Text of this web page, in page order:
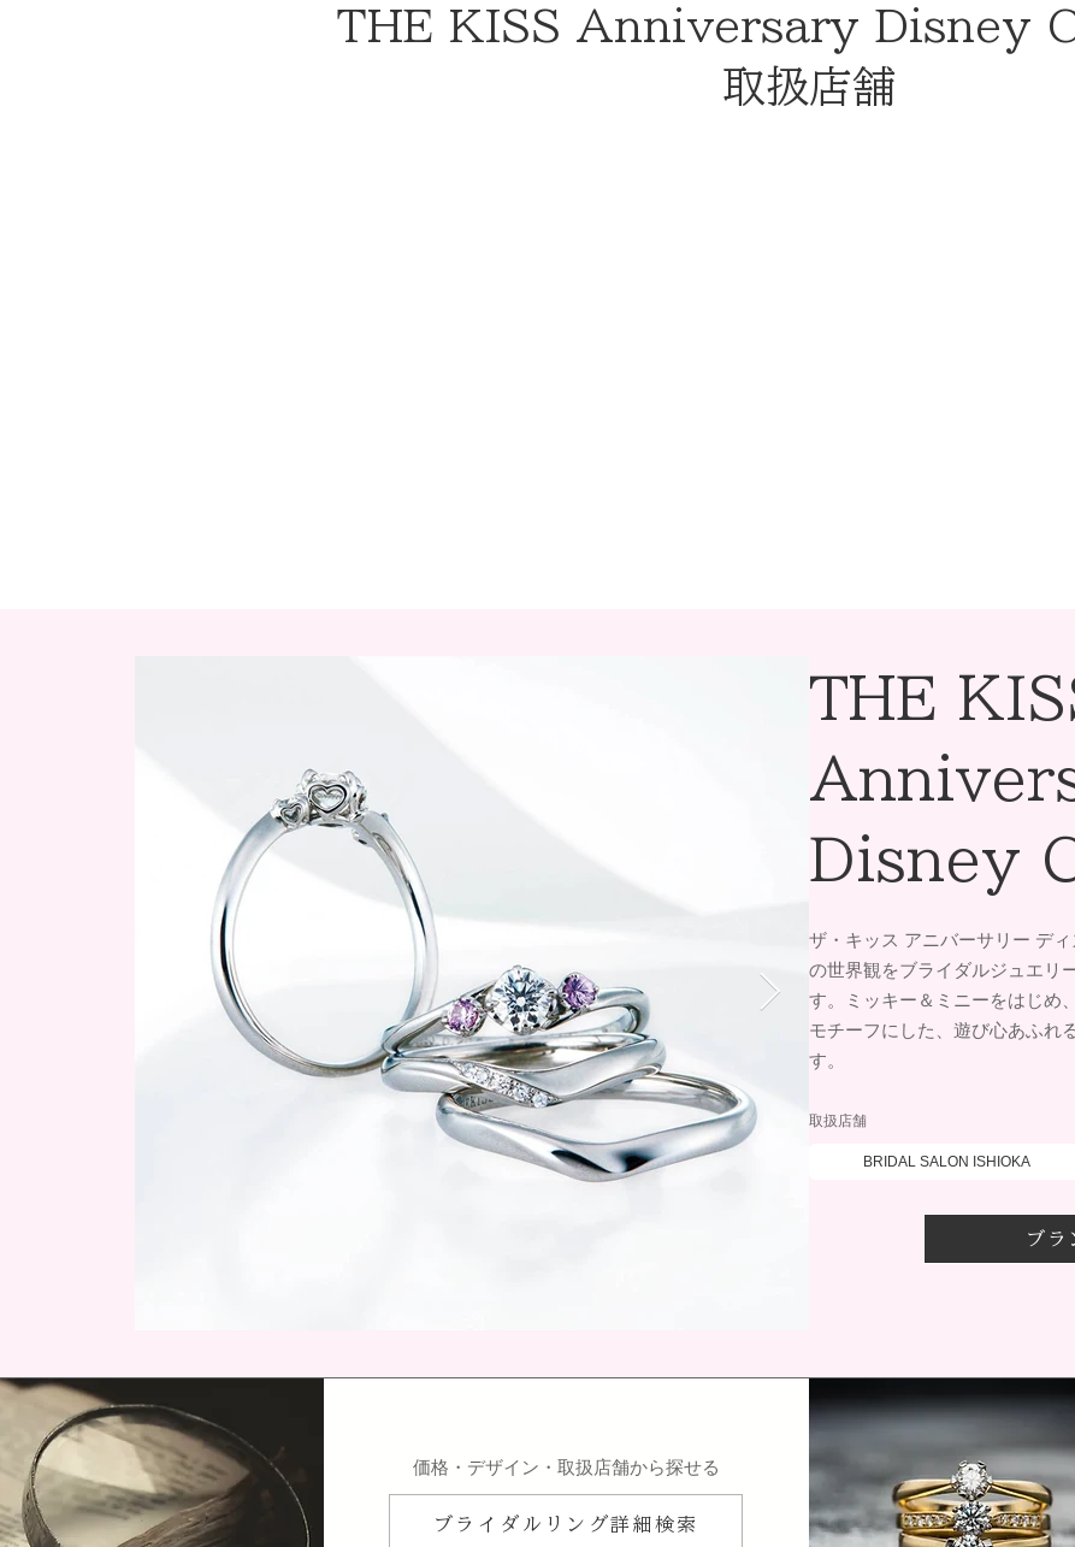
THE KISS Anniversary Disney
取扱店舗
THE
Disney
ザ・キッス アニバーサリー デ
の世界観をブライダルジュエリ
す。ミッキー＆ミニーをはじめ
モチーフにした、遊び心あふれ
す。
取扱店舗
BRIDAL SALON ISHIOKA
ブラ
​価格・デザイン・取扱店舗から探せる
ブライダルリング詳細検索